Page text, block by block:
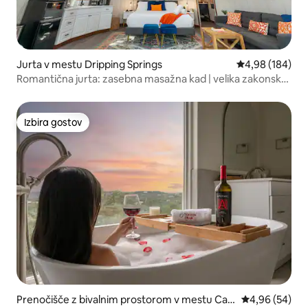
Jurta v mestu Dripping Springs Povprečna
4,98 (184)
Romantična jurta: zasebna masažna kad | velika zakonska
Izbira gostov
Izbira gostov
Prenočišče z bivalnim prostorom v mestu Can Povprečna
4,96 (54)